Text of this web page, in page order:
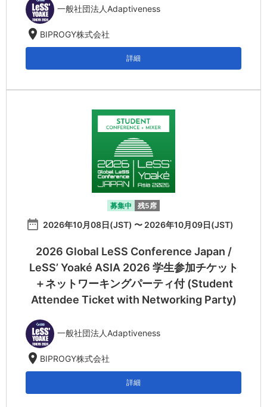
一般社団法人Adaptiveness
location_on BIPROGY株式会社
詳細
募集中 残5席
date_range 2026年10月08日(JST) 〜 2026年10月09日(JST)
2026 Global LeSS Conference Japan /
LeSS’ Yoaké ASIA 2026 学生参加チケット
＋ネットワーキングパーティ付 (Student
Attendee Ticket with Networking Party)
一般社団法人Adaptiveness
location_on BIPROGY株式会社
詳細